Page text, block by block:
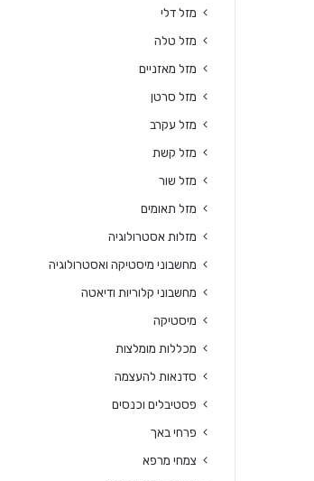
מזל דלי
מזל טלה
מזל מאזניים
מזל סרטן
מזל עקרב
מזל קשת
מזל שור
מזל תאומים
מזלות אסטרולוגיה
מחשבוני מיסטיקה ואסטרולוגיה
מחשבוני קלוריות ודיאטה
מיסטיקה
מכללות מומלצות
סדנאות להעצמה
פסטיבלים וכנסים
פרחי באך
צמחי מרפא